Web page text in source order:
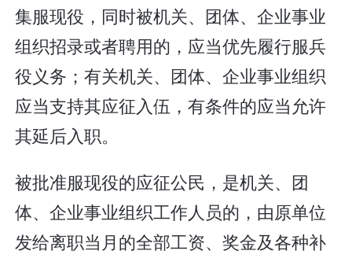
集服现役，同时被机关、团体、企业事业
组织招录或者聘用的，应当优先履行服兵
役义务；有关机关、团体、企业事业组织
应当支持其应征入伍，有条件的应当允许
其延后入职。
被批准服现役的应征公民，是机关、团
体、企业事业组织工作人员的，由原单位
发给离职当月的全部工资、奖金及各种补